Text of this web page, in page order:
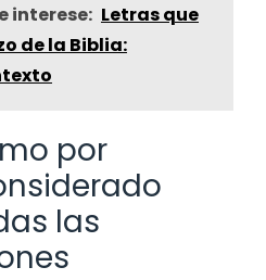
interese: Letras que
de la Biblia:
por
las